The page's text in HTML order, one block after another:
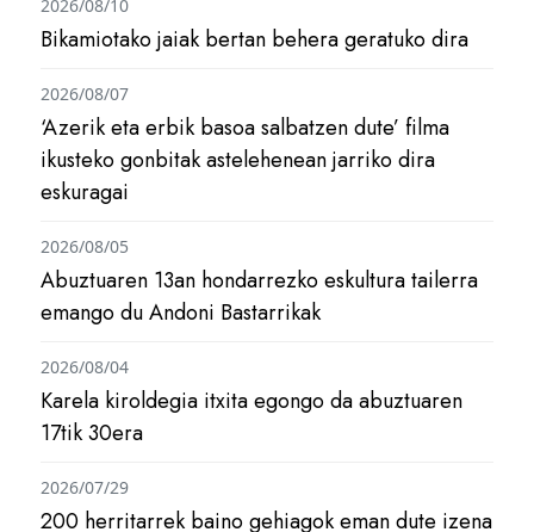
Bikamiotako jaiak bertan behera geratuko dira
2026/08/10
‘Azerik eta erbik basoa salbatzen dute’ filma
ikusteko gonbitak astelehenean jarriko dira
eskuragai
2026/08/07
Abuztuaren 13an hondarrezko eskultura tailerra
emango du Andoni Bastarrikak
2026/08/05
Karela kiroldegia itxita egongo da abuztuaren
17tik 30era
2026/08/04
200 herritarrek baino gehiagok eman dute izena
2026/07/29